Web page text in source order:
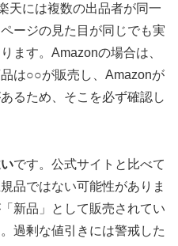
天には複数の出品者が同一
ージの見た目が同じでも実
ます。Amazonの場合は、
は○○が販売し、Amazonが
るため、そこを必ず確認し
です。公式サイトと比べて
品ではない可能性がありま
新品」として販売されてい
過剰な値引きには警戒した